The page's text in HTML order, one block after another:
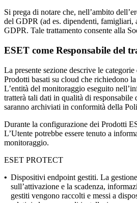
Si prega di notare che, nell’ambito
del GDPR (ad es. dipendenti, famigliari,
GDPR. Tale trattamento consente alla
ESET come Responsabile del
La presente sezione descrive le
Prodotti basati su cloud che richiedono
L’entità del monitoraggio eseguito
tratterà tali dati in qualità di
saranno archiviati in conformità della
Durante la configurazione dei Prodotti
L’Utente potrebbe essere tenuto a
monitoraggio.
ESET PROTECT
• Dispositivi endpoint gestiti. La
sull’attivazione e la scadenza,
gestiti vengono raccolti e messi a